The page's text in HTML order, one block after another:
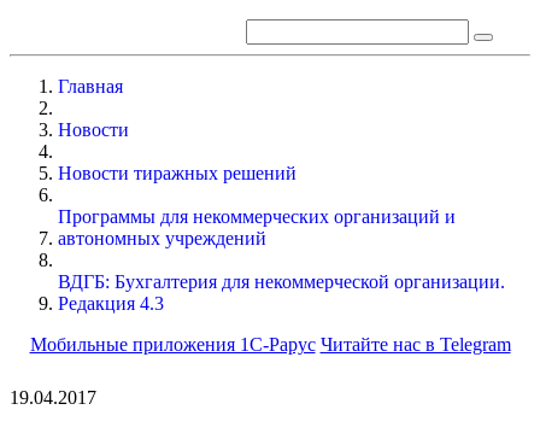
Главная
Новости
Новости тиражных решений
Программы для некоммерческих организаций и
автономных учреждений
ВДГБ: Бухгалтерия для некоммерческой организации.
Редакция 4.3
Мобильные приложения 1С-Рарус Читайте нас в Telegram
19.04.2017